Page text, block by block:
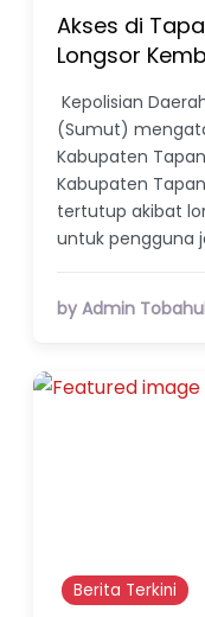
Akses di
Longsor
Kepolisian
(Sumut)
Kabupaten
Kabupaten
tertutup akibat
untuk pengguna
by Admin
Berita Terkini